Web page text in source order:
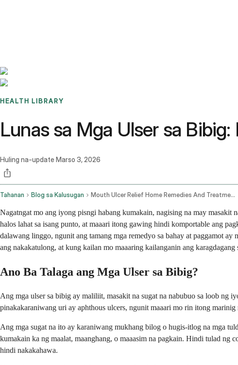
HEALTH LIBRARY
Lunas sa Mga Ulser sa
Huling na-update Marso 3, 2026
Tahanan Blog sa Kalusugan Mouth Ulcer Relief Home Remedies And Treatment
Nagatngat mo ang iyong pisngi habang kumakain, nagising na may
halos lahat sa isang punto, at maaari itong gawing hindi komportable ang
dalawang linggo, ngunit ang tamang mga remedyo sa bahay at paggamot
ang nakakatulong, at kung kailan mo maaaring kailanganin ang karagdagang
Ano Ba Talaga ang Mga Ulser sa Bibig?
Ang mga ulser sa bibig ay maliliit, masakit na sugat na nabubuo sa loob
pinakakaraniwang uri ay aphthous ulcers, ngunit maaari mo rin itong marinig
Ang mga sugat na ito ay karaniwang mukhang bilog o hugis-itlog na mga
kumakain ka ng maalat, maanghang, o maaasim na pagkain. Hindi tulad ng
hindi nakakahawa.